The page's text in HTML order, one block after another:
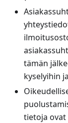
tämän
kyselyihin
tietoja ovat